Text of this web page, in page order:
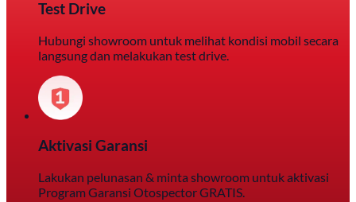
Test Drive
Hubungi showroom untuk melihat kondisi mobil secara
langsung dan melakukan test drive.
Aktivasi Garansi
Lakukan pelunasan & minta showroom untuk aktivasi
Program Garansi Otospector GRATIS.